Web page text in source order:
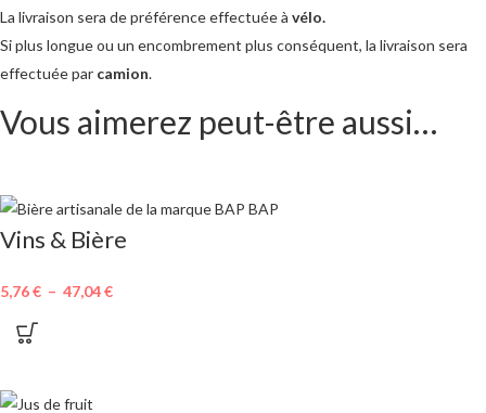
La livraison sera de préférence effectuée à vélo.
Si plus longue ou un encombrement plus conséquent, la livraison sera
effectuée par camion.
Vous aimerez peut-être aussi…
Vins & Bière
5,76€ – 47,04€